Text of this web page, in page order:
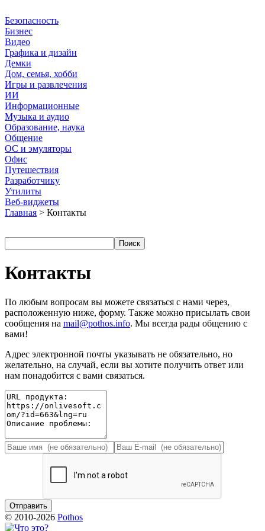
Безопасность
Бизнес
Видео
Графика и дизайн
Демки
Дом, семья, хобби
Игры и развлечения
ИИ
Информационные
Музыка и аудио
Образование, наука
Общение
ОС и эмуляторы
Офис
Путешествия
Разработчику
Утилиты
Веб-виджеты
Главная > Контакты
Контакты
По любым вопросам вы можете связаться с нами через,
расположенную ниже, форму. Также можно присылать свои
сообщения на mail@pothos.info. Мы всегда рады общению с
вами!
Адрес электронной почты указывать не обязательно, но
желательно, на случай, если вы хотите получить ответ или
нам понадобится с вами связаться.
© 2010-2026 Pothos